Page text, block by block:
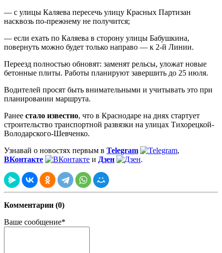
— с улицы Каляева пересечь улицу Красных Партизан
насквозь по-прежнему не получится;
— если ехать по Каляева в сторону улицы Бабушкина,
повернуть можно будет только направо — к 2-й Линии.
Переезд полностью обновят: заменят рельсы, уложат новые
бетонные плиты. Работы планируют завершить до 25 июля.
Водителей просят быть внимательными и учитывать это при
планировании маршрута.
Ранее стало известно, что в Краснодаре на днях стартует
строительство транспортной развязки на улицах Тихорецкой-
Володарского-Шевченко.
Узнавай о новостях первым в Telegram
,
ВКонтакте
и Дзен .
Комментарии (0)
Ваше сообщение*